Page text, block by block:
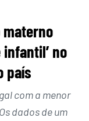
no
país
com a menor
dados de um